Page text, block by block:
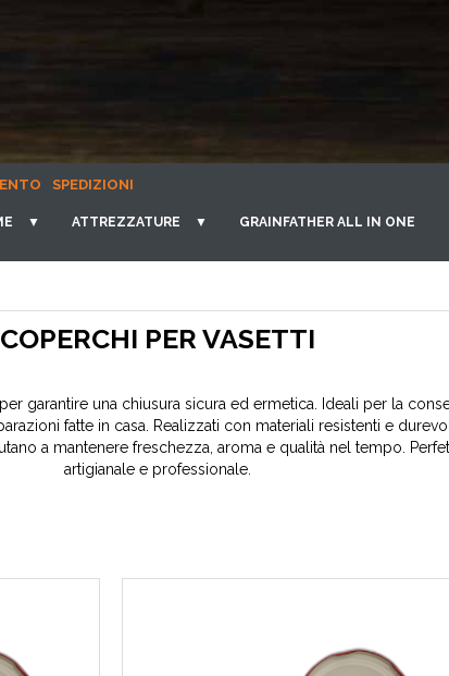
SPEDIZIONI
▼ ATTREZZATURE ▼ GRAINFATHER ALL IN ONE
COPERCHI PER VASETTI
garantire una chiusura sicura ed ermetica. Ideali per la
fatte in casa. Realizzati con materiali resistenti e
a mantenere freschezza, aroma e qualità nel tempo.
artigianale e professionale.